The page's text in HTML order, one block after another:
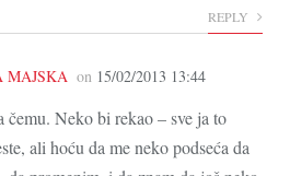
REPLY
MAJSKA on 15/02/2013 13:44
čemu. Neko bi rekao – sve ja to
ali hoću da me neko podseća da